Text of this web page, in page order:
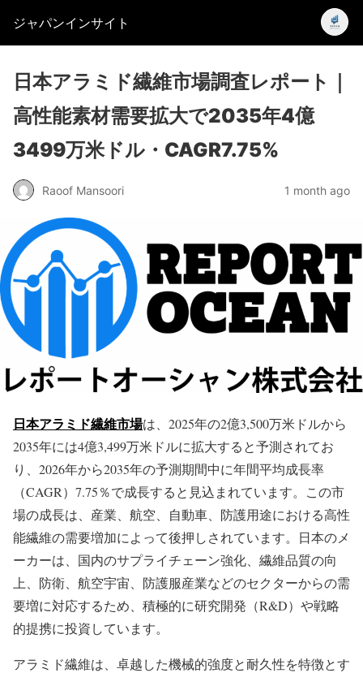
ジャパンインサイト
日本アラミド繊維市場調査レポート｜
高性能素材需要拡大で2035年4億
3499万米ドル・CAGR7.75%
Raoof Mansoori 1 month ago
日本アラミド繊維市場は、2025年の2億3,500万米ドルから
2035年には4億3,499万米ドルに拡大すると予測されてお
り、2026年から2035年の予測期間中に年間平均成長率
（CAGR）7.75％で成長すると見込まれています。この市
場の成長は、産業、航空、自動車、防護用途における高性
能繊維の需要増加によって後押しされています。日本のメ
ーカーは、国内のサプライチェーン強化、繊維品質の向
上、防衛、航空宇宙、防護服産業などのセクターからの需
要増に対応するため、積極的に研究開発（R&D）や戦略
的提携に投資しています。
アラミド繊維は、卓越した機械的強度と耐久性を特徴とす